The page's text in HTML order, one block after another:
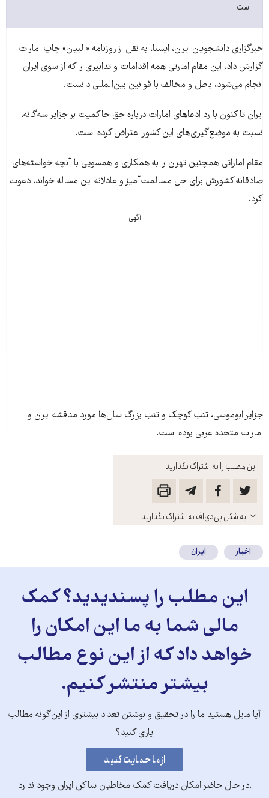
این مطلب را به اشتراک بگذارید
باز
کنید
به شکل پی‌دی‌اف به اشتراک بگذارید
است
خبرگزاری دانشجویان ایران، ایسنا، به نقل از روزنامه «البیان» چاپ امارات
گزارش داد، این مقام امارتی همه اقدامات و تدابیری را که از سوی ایران
انجام می‌شود، باطل و مخالف با قوانین بین‌المللی دانست.
ایران تا کنون با رد ادعا‌های امارات درباره حق حاکمیت بر جزایر سه‌گانه،
نسبت به موضع‌گیری‌های این کشور اعتراض کرده است.
مقام اماراتی همچنین تهران را به همکاری و همسویی با آنچه خواسته‌های
صادقانه کشورش برای حل مسالمت‌آمیز و عادلانه این مساله خواند، دعوت
کرد.
آگهی
جزایر ابوموسی، تنب کوچک و تنب بزرگ سال‌ها مورد مناقشه ایران و
امارات متحده عربی بوده است.
اخبار ایران
این مطلب را پسندیدید؟ کمک
مالی شما به ما این امکان را
خواهد داد که از این نوع مطالب
بیشتر منتشر کنیم.
آیا مایل هستید ما را در تحقیق و نوشتن تعداد بیشتری از این‌گونه مطالب
یاری کنید؟
.در حال حاضر امکان دریافت کمک مخاطبان ساکن ایران وجود ندارد